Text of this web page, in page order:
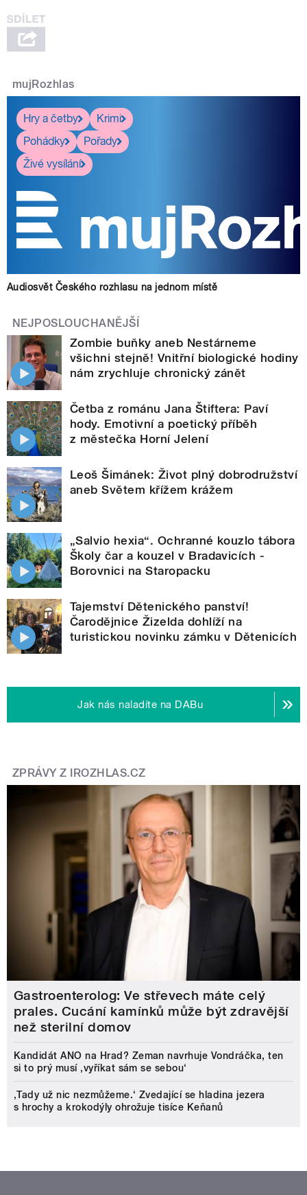
mujRozhlas
Hry a četby
Krimi
Pohádky
Pořady
Živé vysílání
Audiosvět Českého rozhlasu na jednom místě
NEJPOSLOUCHANĚJŠÍ
Zombie buňky aneb Nestárneme
všichni stejně! Vnitřní biologické hodiny
nám zrychluje chronický zánět
Četba z románu Jana Štiftera: Paví
hody. Emotivní a poetický příběh
z městečka Horní Jelení
Leoš Šimánek: Život plný dobrodružství
aneb Světem křížem krážem
„Salvio hexia“. Ochranné kouzlo tábora
Školy čar a kouzel v Bradavicích -
Borovnici na Staropacku
Tajemství Dětenického panství!
Čarodějnice Žizelda dohlíží na
turistickou novinku zámku v Dětenicích
Jak nás naladíte na DABu
ZPRÁVY Z IROZHLAS.CZ
Gastroenterolog: Ve střevech máte celý
prales. Cucání kamínků může být zdravější
než sterilní domov
Kandidát ANO na Hrad? Zeman navrhuje Vondráčka, ten
si to prý musí ‚vyříkat sám se sebou‘
‚Tady už nic nezmůžeme.‘ Zvedající se hladina jezera
s hrochy a krokodýly ohrožuje tisíce Keňanů